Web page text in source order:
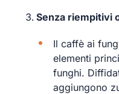
Senza riempitivi
Il caffè ai
elementi
funghi.
aggiungono